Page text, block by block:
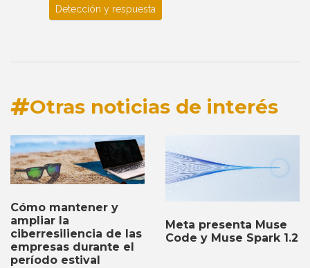
Detección y respuesta
Otras noticias de interés
Cómo mantener y
ampliar la
ciberresiliencia de las
empresas durante el
período estival
Meta presenta Muse
Code y Muse Spark 1.2